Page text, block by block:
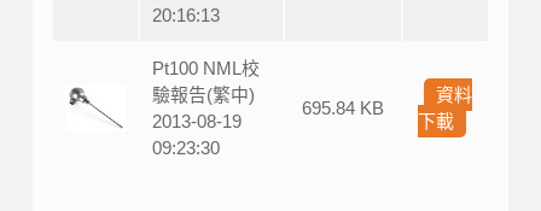
20:16:13
Pt100 NML校
驗報告(繁中)
2013-08-19
09:23:30
695.84 KB
資料
下載